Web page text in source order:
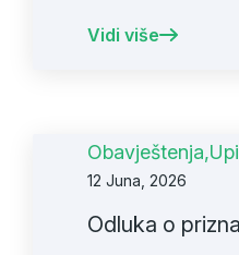
Vidi više
Obavještenja,
12 Juna, 2026
Odluka o